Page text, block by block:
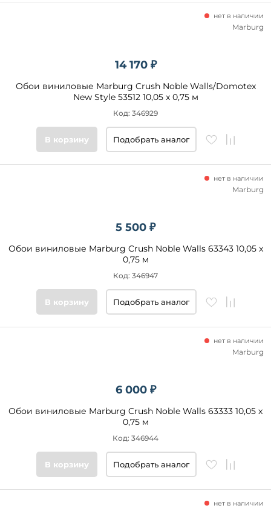
14 170 ₽
Обои виниловые Marburg Crush Noble Walls/Domotex
New Style 53512 10,05 x 0,75 м
нет в наличии
Код: 346929
Marburg
В корзину Подобрать аналог
5 500 ₽
Обои виниловые Marburg Crush Noble Walls 63343 10,05 x
0,75 м
нет в наличии
Код: 346947
Marburg
В корзину Подобрать аналог
6 000 ₽
Обои виниловые Marburg Crush Noble Walls 63333 10,05 x
0,75 м
нет в наличии
Код: 346944
Marburg
В корзину Подобрать аналог
нет в наличии